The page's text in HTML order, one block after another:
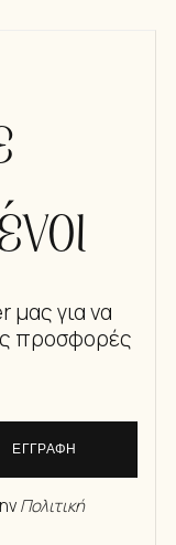
μας για να
προσφορές
ΕΓΓΡΑΦΗ
Πολιτική